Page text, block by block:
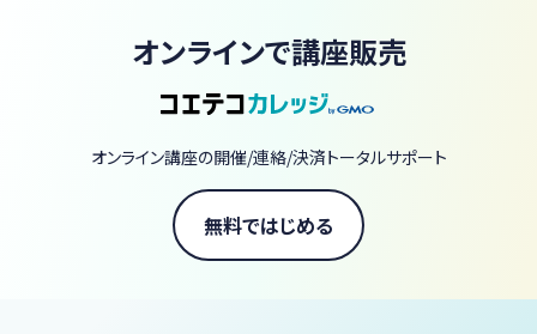
オンラインで講座販売
オンライン講座の開催/連絡/決済トータルサポート
無料ではじめる